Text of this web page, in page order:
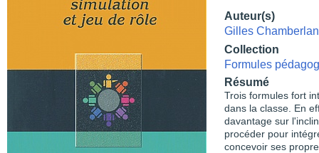
Auteur(s)
Gilles
Collection
Formules
Résumé
Trois formules fort
dans la classe. En
davantage sur
procéder pour
concevoir ses